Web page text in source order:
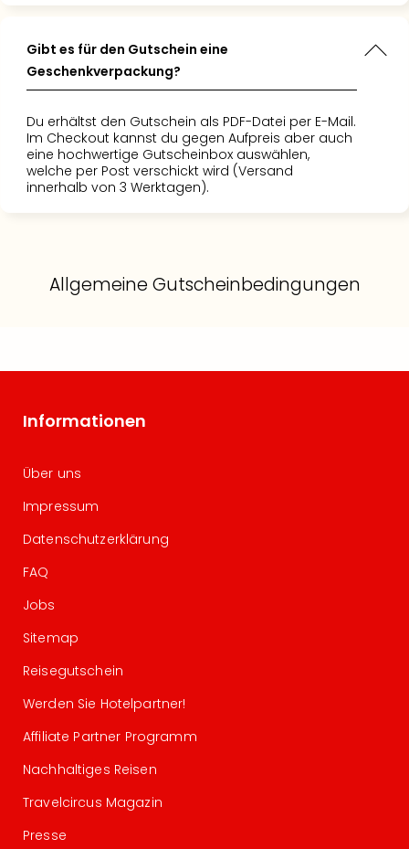
Gibt es für den Gutschein eine
Geschenkverpackung?
Du erhältst den Gutschein als PDF-Datei per E-Mail.
Im Checkout kannst du gegen Aufpreis aber auch
eine hochwertige Gutscheinbox auswählen,
welche per Post verschickt wird (Versand
innerhalb von 3 Werktagen).
Allgemeine Gutscheinbedingungen
Informationen
Über uns
Impressum
Datenschutzerklärung
FAQ
Jobs
Sitemap
Reisegutschein
Werden Sie Hotelpartner!
Affiliate Partner Programm
Nachhaltiges Reisen
Travelcircus Magazin
Presse